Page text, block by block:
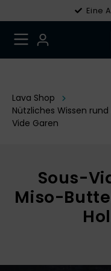
Eine
Lava Shop
Nützliches Wissen
Vide Garen
Sous-
Miso-